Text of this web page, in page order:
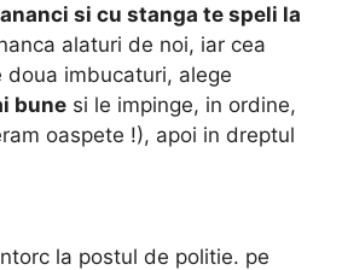
si cu stanga te speli la
alaturi de noi, iar cea
doua imbucaturi, alege
bune si le impinge, in ordine,
oaspete !), apoi in dreptul
la postul de politie. pe